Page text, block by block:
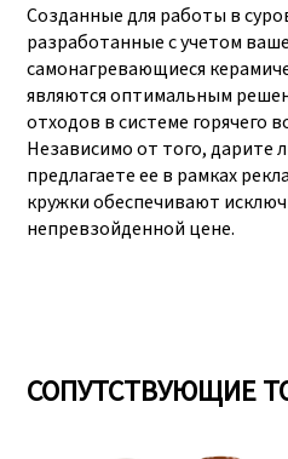
Созданные для работы в
разработанные с учетом
самонагревающиеся
являются оптимальным
отходов в системе горячего
Независимо от того, дарите
предлагаете ее в рамках
кружки обеспечивают
непревзойденной цене.
СОПУТСТВУЮЩИЕ